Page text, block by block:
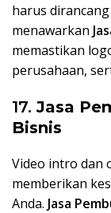
harus
menawarkan
memastikan
perusahaan,
17.Jasa
Bisnis
Video intro dan
memberikan
Anda. Jasa